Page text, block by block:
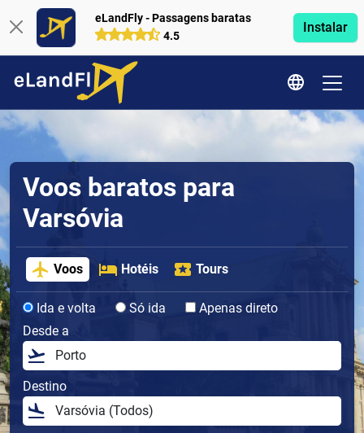
eLandFly - Passagens baratas
4.5
Instalar
Voos baratos para
Varsóvia
Voos Hotéis Tours
Ida e volta Só ida
Apenas direto
Desde a
Destino